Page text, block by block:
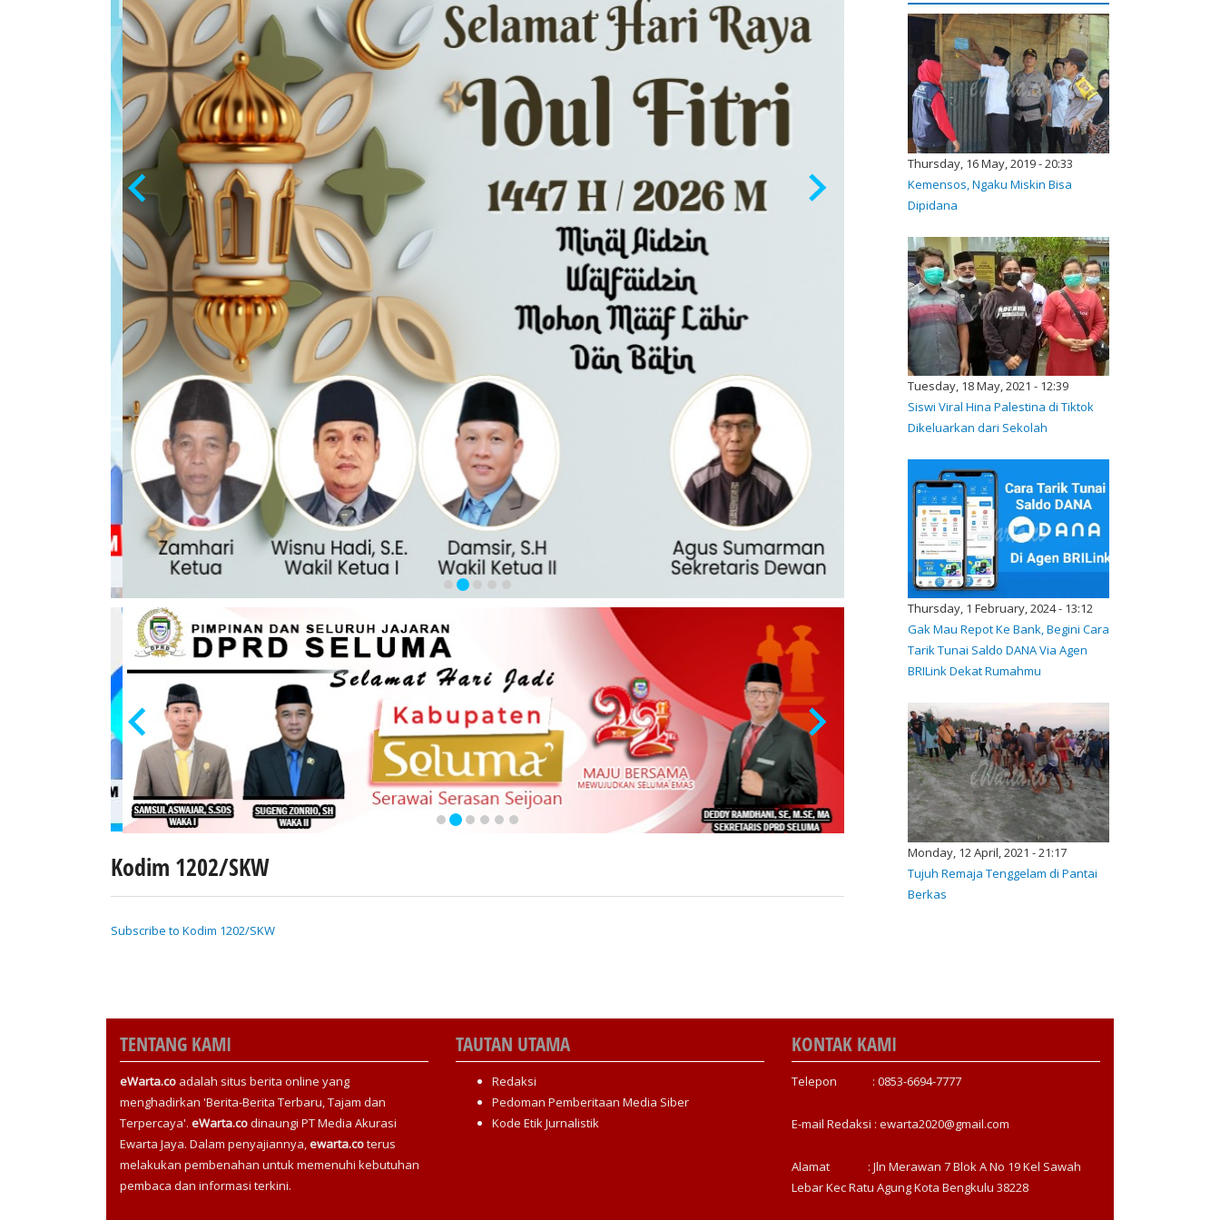
Kodim 1202/SKW
Subscribe to Kodim 1202/SKW
Thursday, 16 May, 2019 - 20:33
Kemensos, Ngaku Miskin Bisa
Dipidana
Tuesday, 18 May, 2021 - 12:39
Siswi Viral Hina Palestina di Tiktok
Dikeluarkan dari Sekolah
Thursday, 1 February, 2024 - 13:12
Gak Mau Repot Ke Bank, Begini Cara
Tarik Tunai Saldo DANA Via Agen
BRILink Dekat Rumahmu
Monday, 12 April, 2021 - 21:17
Tujuh Remaja Tenggelam di Pantai
Berkas
TENTANG KAMI
eWarta.co adalah situs berita online yang
menghadirkan 'Berita-Berita Terbaru, Tajam dan
Terpercaya'. eWarta.codinaungi PT Media Akurasi
Ewarta Jaya. Dalam penyajiannya,ewarta.coterus
melakukan pembenahan untuk memenuhi kebutuhan
pembaca dan informasi terkini.
TAUTAN UTAMA
Redaksi
Pedoman Pemberitaan Media Siber
Kode Etik Jurnalistik
KONTAK KAMI
Telepon : 0853-6694-7777
E-mail Redaksi : ewarta2020@gmail.com
Alamat : Jln Merawan 7 Blok A No 19 Kel Sawah
Lebar Kec Ratu Agung Kota Bengkulu 38228